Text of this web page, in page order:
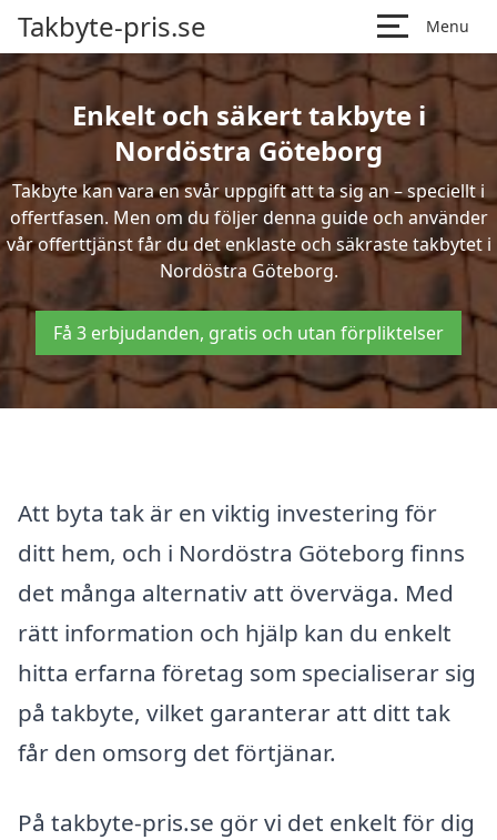
Takbyte-pris.se Menu
Enkelt och säkert takbyte i
Nordöstra Göteborg
Takbyte kan vara en svår uppgift att ta sig an – speciellt i
offertfasen. Men om du följer denna guide och använder
vår offerttjänst får du det enklaste och säkraste takbytet i
Nordöstra Göteborg.
Få 3 erbjudanden, gratis och utan förpliktelser
Att byta tak är en viktig investering för
ditt hem, och i Nordöstra Göteborg finns
det många alternativ att överväga. Med
rätt information och hjälp kan du enkelt
hitta erfarna företag som specialiserar sig
på takbyte, vilket garanterar att ditt tak
får den omsorg det förtjänar.
På takbyte-pris.se gör vi det enkelt för dig